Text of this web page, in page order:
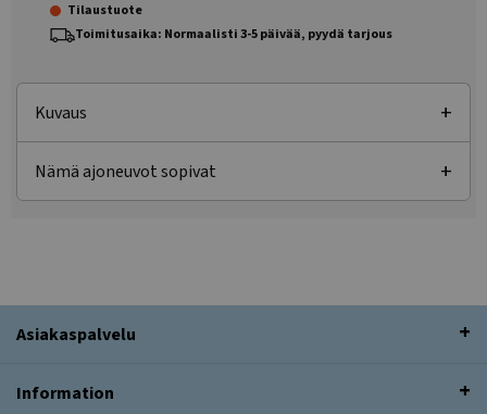
Tilaustuote
Toimitusaika: Normaalisti 3-5 päivää, pyydä tarjous
Kuvaus
Nämä ajoneuvot sopivat
Asiakaspalvelu
Information